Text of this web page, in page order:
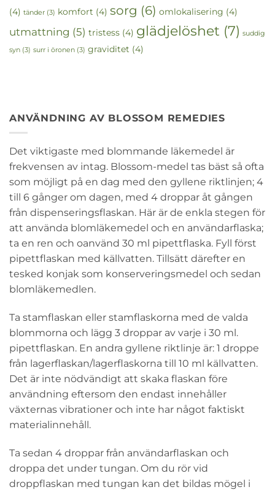
(4) tänder (3) komfort (4) sorg (6) omlokalisering (4)
utmattning (5) tristess (4) glädjelöshet (7) suddig
syn (3) surr i öronen (3) graviditet (4)
ANVÄNDNING AV BLOSSOM REMEDIES
Det viktigaste med blommande läkemedel är
frekvensen av intag. Blossom-medel tas bäst så ofta
som möjligt på en dag med den gyllene riktlinjen; 4
till 6 gånger om dagen, med 4 droppar åt gången
från dispenseringsflaskan. Här är de enkla stegen för
att använda blomläkemedel och en användarflaska;
ta en ren och oanvänd 30 ml pipettflaska. Fyll först
pipettflaskan med källvatten. Tillsätt därefter en
tesked konjak som konserveringsmedel och sedan
blomläkemedlen.
Ta stamflaskan eller stamflaskorna med de valda
blommorna och lägg 3 droppar av varje i 30 ml.
pipettflaskan. En andra gyllene riktlinje är: 1 droppe
från lagerflaskan/lagerflaskorna till 10 ml källvatten.
Det är inte nödvändigt att skaka flaskan före
användning eftersom den endast innehåller
växternas vibrationer och inte har något faktiskt
materialinnehåll.
Ta sedan 4 droppar från användarflaskan och
droppa det under tungan. Om du rör vid
droppflaskan med tungan kan det bildas mögel i